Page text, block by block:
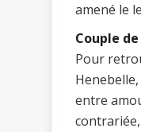
amené le
Couple
Pour
entre